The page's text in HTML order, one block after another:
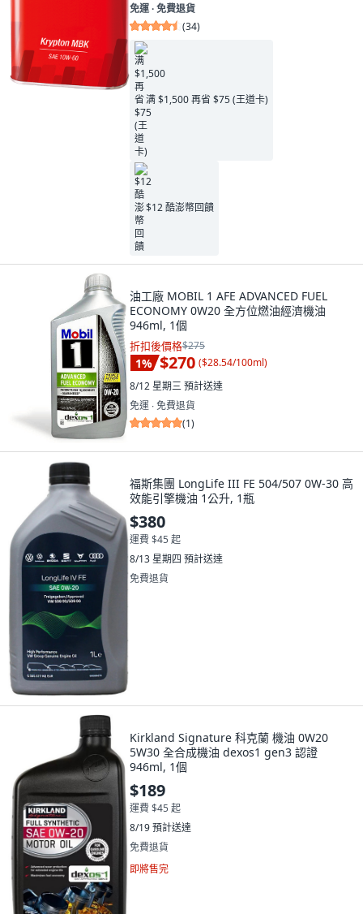
免運 ∙ 免費退貨
(34)
满 $1,500 再省 $75 (王道卡)
$12 酷澎幣回饋
油工廠 MOBIL 1 AFE ADVANCED FUEL
ECONOMY 0W20 全方位燃油經濟機油
946ml, 1個
折扣後價格$275
1% $270 ($28.54/100ml)
8/12 星期三預計送達
免運 ∙ 免費退貨
(1)
福斯集團 LongLife III FE 504/507 0W-30 高
效能引擎機油 1公升, 1瓶
$380
運費 $45 起
8/13 星期四 預計送達
免費退貨
Kirkland Signature 科克蘭 機油 0W20
5W30 全合成機油 dexos1 gen3 認證
946ml, 1個
$189
運費 $45 起
8/19預計送達
免費退貨
即將售完